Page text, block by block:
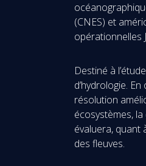
(CNES) et
opérationnelles
Destiné à
d’hydrologie.
résolution
écosystèmes,
évaluera, quant
des fleuves.